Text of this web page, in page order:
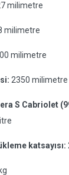
milimetre
milimetre
milimetre
2350 milimetre
S Cabriolet
katsayısı: